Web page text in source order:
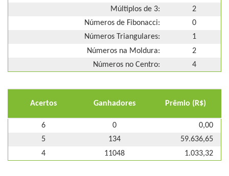
Múltiplos de 3:
2
Números de Fibonacci:
0
Números Triangulares:
1
Números na Moldura:
2
Números no Centro:
4
Acertos Ganhadores Prêmio (R$)
6 0
0,00
5
134
59.636,65
4
11048 1.033,32